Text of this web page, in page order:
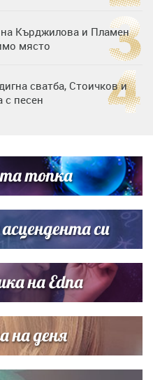
Кърджилова и Пламен
място
сватба, Стоичков и
с песен
във ВИП гостите на
топка
си
на Edna
на деня